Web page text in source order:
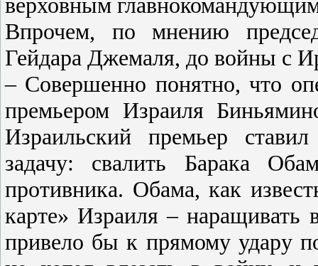
Впрочем, по мнению
Гейдара Джемаля, до войны с
– Совершенно понятно, что
премьером Израиля
Израильский премьер
задачу: свалить Барака
противника. Обама, как
карте» Израиля – наращивать
привело бы к прямому удару